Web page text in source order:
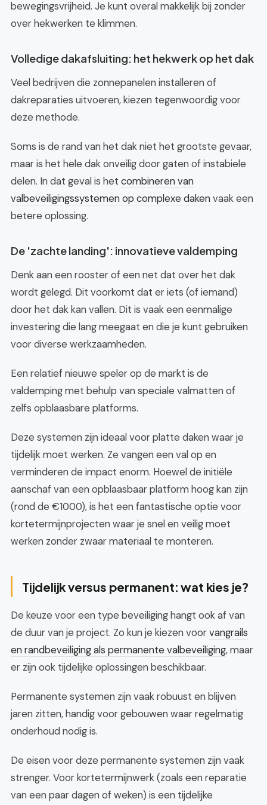
bewegingsvrijheid. Je kunt overal makkelijk bij zonder
over hekwerken te klimmen.
Volledige dakafsluiting: het hekwerk op het dak
Veel bedrijven die zonnepanelen installeren of
dakreparaties uitvoeren, kiezen tegenwoordig voor
deze methode.
Soms is de rand van het dak niet het grootste gevaar,
maar is het hele dak onveilig door gaten of instabiele
delen. In dat geval is het combineren van
valbeveiligingssystemen op complexe dakenvaak een
betere oplossing.
De 'zachte landing': innovatieve valdemping
Denk aan een rooster of een net dat over het dak
wordt gelegd. Dit voorkomt dat er iets (of iemand)
door het dak kan vallen. Dit is vaak een eenmalige
investering die lang meegaat en die je kunt gebruiken
voor diverse werkzaamheden.
Een relatief nieuwe speler op de markt is de
valdemping met behulp van speciale valmatten of
zelfs opblaasbare platforms.
Deze systemen zijn ideaal voor platte daken waar je
tijdelijk moet werken. Ze vangen een val op en
verminderen de impact enorm. Hoewel de initiële
aanschaf van een opblaasbaar platform hoog kan zijn
(rond de €1000), is het een fantastische optie voor
kortetermijnprojecten waar je snel en veilig moet
werken zonder zwaar materiaal te monteren.
Tijdelijk versus permanent: wat kies je?
De keuze voor een type beveiliging hangt ook af van
de duur van je project. Zo kun je kiezen voorvangrails
en randbeveiliging als permanente valbeveiliging, maar
er zijn ook tijdelijke oplossingen beschikbaar.
Permanente systemen zijn vaak robuust en blijven
jaren zitten, handig voor gebouwen waar regelmatig
onderhoud nodig is.
De eisen voor deze permanente systemen zijn vaak
strenger. Voor kortetermijnwerk (zoals een reparatie
van een paar dagen of weken) is een tijdelijke